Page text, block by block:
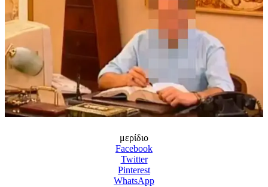
μερίδιο
Facebook
Twitter
Pinterest
WhatsApp